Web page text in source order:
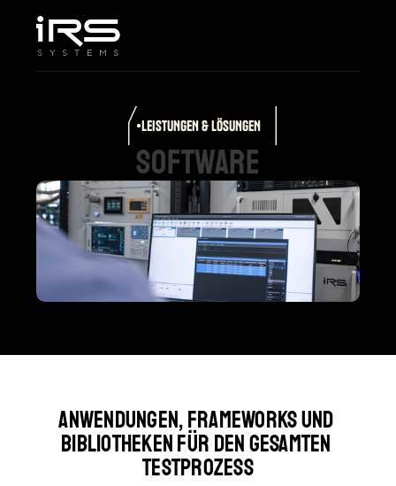
Home
Leistungen & Lösungen
Select Language
LEISTUNGEN & LÖSUNGEN
software
Anwendungen, Frameworks und
Bibliotheken für den Gesamten
Testprozess